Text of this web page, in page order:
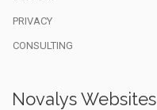
PRIVACY
CONSULTING
Novalys Websites